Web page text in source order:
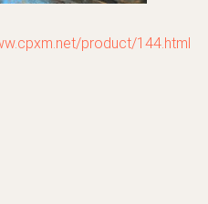
product/144.html